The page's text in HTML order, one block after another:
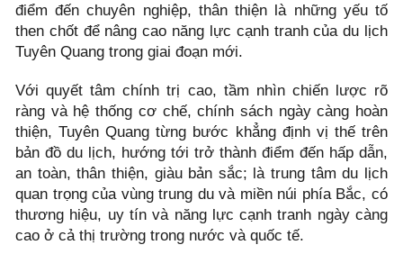
điểm đến chuyên nghiệp, thân thiện là những yếu tố
then chốt để nâng cao năng lực cạnh tranh của du lịch
Tuyên Quang trong giai đoạn mới.
Với quyết tâm chính trị cao, tầm nhìn chiến lược rõ
ràng và hệ thống cơ chế, chính sách ngày càng hoàn
thiện, Tuyên Quang từng bước khẳng định vị thế trên
bản đồ du lịch, hướng tới trở thành điểm đến hấp dẫn,
an toàn, thân thiện, giàu bản sắc; là trung tâm du lịch
quan trọng của vùng trung du và miền núi phía Bắc, có
thương hiệu, uy tín và năng lực cạnh tranh ngày càng
cao ở cả thị trường trong nước và quốc tế.